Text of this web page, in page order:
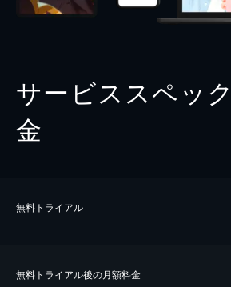
サービススペッ
金
無料トライアル
無料トライアル後の⽉額料金